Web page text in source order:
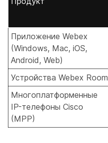
Приложение Webex
(Windows, Mac, iOS,
Android, Web)
Устройства Webex Room
Многоплатформенные
IP-телефоны Cisco
(MPP)